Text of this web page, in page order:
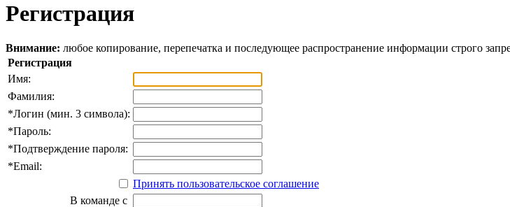
Регистрация
Внимание: любое копирование, перепечатка и последующее распространение информации строго
Регистрация
Имя:
Фамилия:
*Логин (мин. 3 символа):
*Пароль:
*Подтверждение пароля:
*Email:
Принять пользовательское соглашение
В команде с